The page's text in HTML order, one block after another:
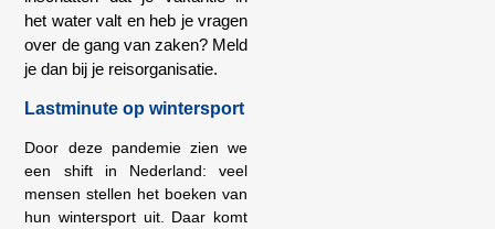
het water valt en heb je vragen
over de gang van zaken? Meld
je dan bij je reisorganisatie.
Lastminute op wintersport
Door deze pandemie zien we
een shift in Nederland: veel
mensen stellen het boeken van
hun wintersport uit. Daar komt